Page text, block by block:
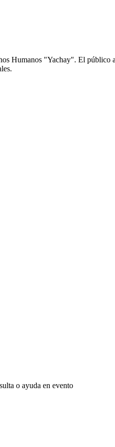
Humanos "Yachay". El
o ayuda en evento